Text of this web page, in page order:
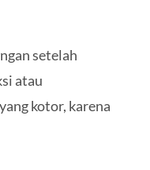
setelah
atau
kotor, karena